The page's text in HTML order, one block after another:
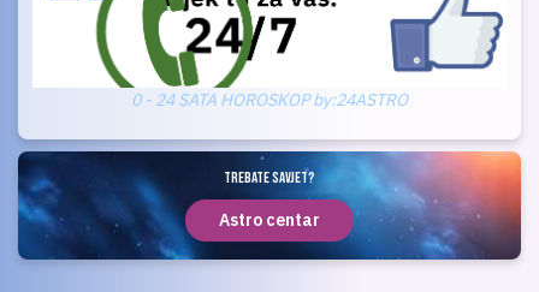
0 - 24 SATA HOROSKOP by:24ASTRO
TREBATE SAVJET?
Astro centar